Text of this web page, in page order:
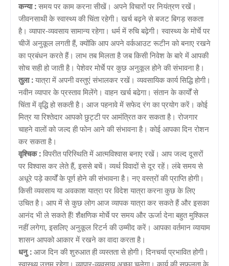
कन्या : समय पर काम करना सीखें। अपने विचारों पर नियंत्रण रखें।
जीवनसाथी के स्वास्थ्य की चिंता रहेगी। खर्च बढ़ने से बजट बिगड़ सकता
है। व्यापार-व्यवसाय सामान्य रहेगा। धर्म में रुचि बढ़ेगी। स्वास्थ्य के मोर्चे पर
चीजें अनुकूल लगती हैं, क्योंकि आप अपने वर्कआउट रूटीन को बनाए रखने
का प्रबंधन करते हैं। लाभ तब मिलता है जब किसी निवेश के बारे में आपकी
सोच सही हो जाती है। पेशेवर मोर्चे पर कुछ अनुकूल होने की संभावना है।
तुला : यात्रा में अपनी वस्तुएं संभालकर रखें। व्यवसायिक कार्य सिद्धि होगी।
नवीन व्यापार के प्रस्ताव मिलेंगे। वाहन खर्च बढेगा। संतान के कार्यों से
चिंता में वृद्धि हो सकती है। आज पहनावे में सफेद रंग का प्रयोग करें। कोई
मित्र या रिश्तेदार आपको छुट्टी पर आमंत्रित कर सकता है। रोजगार
चाहने वालों को जल्द ही फोन आने की संभावना है। कोई आपका दिन रोशन
कर सकता है।
वृश्चिक : विपरीत परिस्थिति में आत्मविश्वास बनाए रखें। आप जल्द दूसरों
पर विश्वास कर लेते हैं, इससे बचें। व्यर्थ विवादों से दूर रहें। लंबे समय से
अधूरे पड़े कार्यों के पूर्ण होने की संभावना है। नए वस्त्रों की प्राप्ति होगी।
किसी व्यवसाय या अवकाश यात्रा पर विदेश यात्रा करना कुछ के लिए
उचित है। आप में से कुछ लोग आज व्यापक यात्रा कर सकते हैं और इसका
आनंद भी ले सकते हैं! शैक्षणिक मोर्चे पर समय और ऊर्जा देना बहुत मुश्किल
नहीं लगेगा, इसलिए अनुकूल रिटर्न की उम्मीद करें। आपका वर्तमान व्यायाम
शासन आपको आकार में रखने का वादा करता है।
धनु : आज दिन की शुरुआत ही व्यस्तता से होगी। दिनचर्या प्रभावित होगी।
स्वास्थ्य उत्तम रहेगा। व्यापार-व्यवसाय अच्छा चलेगा। कार्य की सफलता के